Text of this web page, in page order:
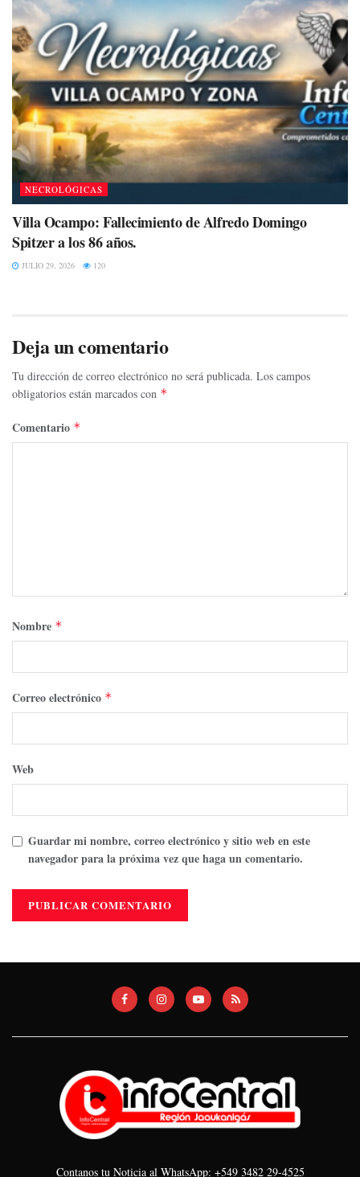
NECROLÓGICAS
Villa Ocampo: Fallecimiento de Alfredo Domingo
Spitzer a los 86 años.
JULIO 29, 2026 120
Deja un comentario
Tu dirección de correo electrónico no será publicada. Los campos
obligatorios están marcados con *
Comentario *
Nombre *
Correo electrónico *
Web
Guardar mi nombre, correo electrónico y sitio web en este
navegador para la próxima vez que haga un comentario.
Contanos tu Noticia al WhatsApp: +549 3482 29-4525